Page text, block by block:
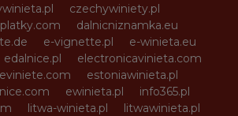
czechywiniety.pl
dalnicniznamka.eu
e-vignette.pl
e-winieta.eu
edalnice.pl
electronicavinieta.com
estoniawinieta.pl
ewinieta.pl
info365.pl
litwa-winieta.pl
litwawinieta.pl